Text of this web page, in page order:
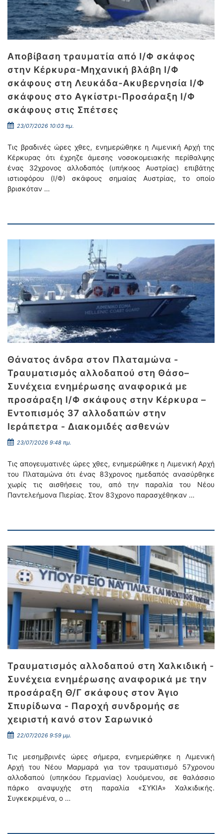
Αποβίβαση τραυματία από Ι/Φ σκάφος
στην Κέρκυρα-Μηχανική βλάβη Ι/Φ
σκάφους στη Λευκάδα-Ακυβερνησία Ι/Φ
σκάφους στο Αγκίστρι-Προσάραξη Ι/Φ
σκάφους στις Σπέτσες
23/07/2026 10:03 πμ.
Τις βραδινές ώρες χθες, ενημερώθηκε η Λιμενική Αρχή της
Κέρκυρας ότι έχρηζε άμεσης νοσοκομειακής περίθαλψης
ένας 32χρονος αλλοδαπός (υπήκοος Αυστρίας) επιβάτης
ιστιοφόρου (Ι/Φ) σκάφους σημαίας Αυστρίας, το οποίο
βρισκόταν …
Θάνατος άνδρα στον Πλαταμώνα -
Τραυματισμός αλλοδαπού στη Θάσο–
Συνέχεια ενημέρωσης αναφορικά με
προσάραξη Ι/Φ σκάφους στην Κέρκυρα –
Εντοπισμός 37 αλλοδαπών στην
Ιεράπετρα - Διακομιδές ασθενών
23/07/2026 9:48 πμ.
Τις απογευματινές ώρες χθες, ενημερώθηκε η Λιμενική Αρχή
του Πλαταμώνα ότι ένας 83χρονος ημεδαπός ανασύρθηκε
χωρίς τις αισθήσεις του, από την παραλία του Νέου
Παντελεήμονα Πιερίας. Στον 83χρονο παρασχέθηκαν …
Τραυματισμός αλλοδαπού στη Χαλκιδική -
Συνέχεια ενημέρωσης αναφορικά με την
προσάραξη Θ/Γ σκάφους στον Άγιο
Σπυρίδωνα - Παροχή συνδρομής σε
χειριστή κανό στον Σαρωνικό
22/07/2026 9:59 μμ.
Τις μεσημβρινές ώρες σήμερα, ενημερώθηκε η Λιμενική
Αρχή του Νέου Μαρμαρά για τον τραυματισμό 57χρονου
αλλοδαπού (υπηκόου Γερμανίας) λουόμενου, σε θαλάσσιο
πάρκο αναψυχής στη παραλία «ΣΥΚΙΑ» Χαλκιδικής.
Συγκεκριμένα, ο …